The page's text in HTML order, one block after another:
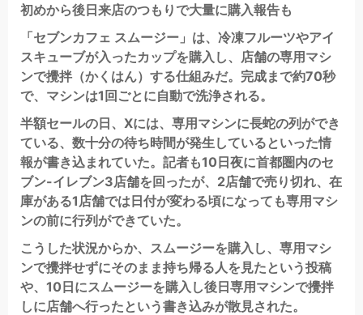
初めから後日来店のつもりで大量に購入報告も
「セブンカフェ スムージー」は、冷凍フルーツやアイ
スキューブが入ったカップを購入し、店舗の専用マシ
ンで攪拌（かくはん）する仕組みだ。完成まで約70秒
で、マシンは1回ごとに自動で洗浄される。
半額セールの日、Xには、専用マシンに長蛇の列ができ
ている、数十分の待ち時間が発生しているといった情
報が書き込まれていた。記者も10日夜に首都圏内のセ
ブン-イレブン3店舗を回ったが、2店舗で売り切れ、在
庫がある1店舗では日付が変わる頃になっても専用マシ
ンの前に行列ができていた。
こうした状況からか、スムージーを購入し、専用マシ
ンで攪拌せずにそのまま持ち帰る人を見たという投稿
や、10日にスムージーを購入し後日専用マシンで攪拌
しに店舗へ行ったという書き込みが散見された。